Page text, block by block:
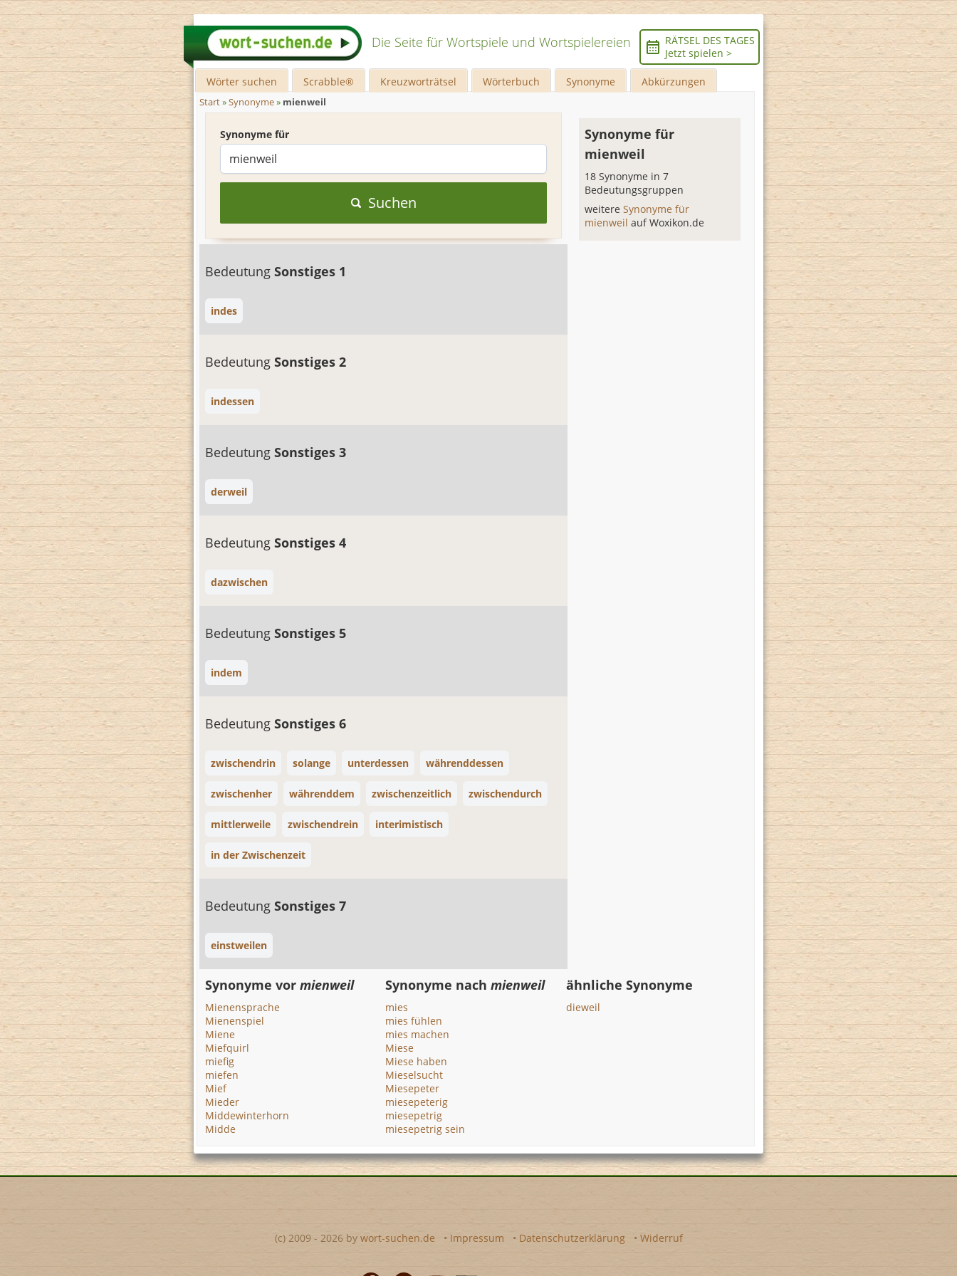
Die Seite für Wortspiele und Wortspielereien
RÄTSEL DES TAGES
Jetzt spielen >
Wörter suchen Scrabble® Kreuzworträtsel Wörterbuch Synonyme Abkürzungen
Start»Synonyme» mienweil
Synonyme für
Suchen
Bedeutung Sonstiges 1
indes
Bedeutung Sonstiges 2
indessen
Bedeutung Sonstiges 3
derweil
Bedeutung Sonstiges 4
dazwischen
Bedeutung Sonstiges 5
indem
Bedeutung Sonstiges 6
zwischendrin solange unterdessen währenddessen
zwischenher währenddem zwischenzeitlich zwischendurch
mittlerweile zwischendrein interimistisch
in der Zwischenzeit
Bedeutung Sonstiges 7
einstweilen
Synonyme für
mienweil
18 Synonyme in 7
Bedeutungsgruppen
weitereSynonyme für
mienweilauf Woxikon.de
Synonyme vor mienweil
Mienensprache
Mienenspiel
Miene
Miefquirl
miefig
miefen
Mief
Mieder
Middewinterhorn
Midde
Synonyme nachmienweil
mies
mies fühlen
mies machen
Miese
Miese haben
Mieselsucht
Miesepeter
miesepeterig
miesepetrig
miesepetrig sein
ähnliche Synonyme
dieweil
(c) 2009 - 2026 by wort-suchen.de • Impressum • Datenschutzerklärung • Widerruf